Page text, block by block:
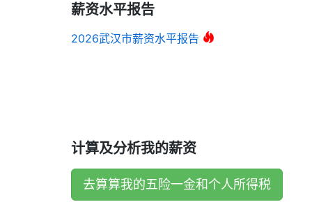
薪资水平报告
2026武汉市薪资水平报告
计算及分析我的薪资
去算算我的五险一金和个人所得税